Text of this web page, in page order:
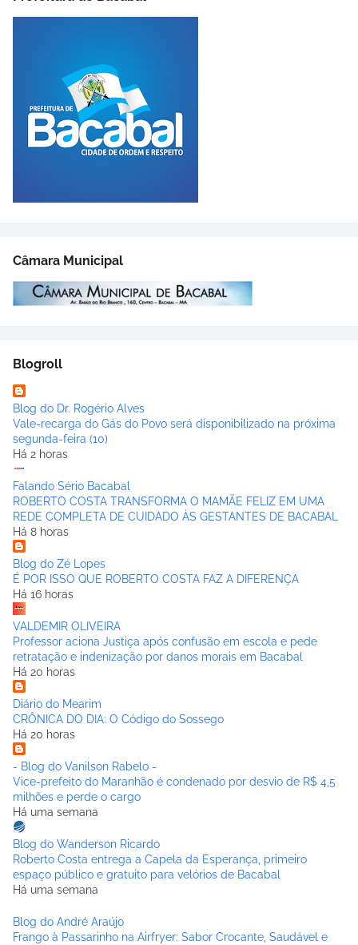
Câmara Municipal
Blogroll
Blog do Dr. Rogério Alves
Vale-recarga do Gás do Povo será disponibilizado na próxima
segunda-feira (10)
Há 2 horas
Falando Sério Bacabal
ROBERTO COSTA TRANSFORMA O MAMÃE FELIZ EM UMA
REDE COMPLETA DE CUIDADO ÀS GESTANTES DE BACABAL
Há 8 horas
Blog do Zé Lopes
É POR ISSO QUE ROBERTO COSTA FAZ A DIFERENÇA
Há 16 horas
VALDEMIR OLIVEIRA
Professor aciona Justiça após confusão em escola e pede
retratação e indenização por danos morais em Bacabal
Há 20 horas
Diário do Mearim
CRÔNICA DO DIA: O Código do Sossego
Há 20 horas
- Blog do Vanilson Rabelo -
Vice-prefeito do Maranhão é condenado por desvio de R$ 4,5
milhões e perde o cargo
Há uma semana
Blog do Wanderson Ricardo
Roberto Costa entrega a Capela da Esperança, primeiro
espaço público e gratuito para velórios de Bacabal
Há uma semana
Blog do André Araújo
Frango à Passarinho na Airfryer: Sabor Crocante, Saudável e